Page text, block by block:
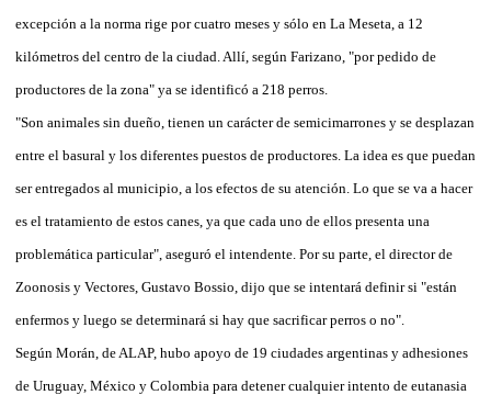
excepción a la norma rige por cuatro meses y sólo en La Meseta, a 12
kilómetros del centro de la ciudad. Allí, según Farizano, "por pedido de
productores de la zona" ya se identificó a 218 perros.
"Son animales sin dueño, tienen un carácter de semicimarrones y se desplazan
entre el basural y los diferentes puestos de productores. La idea es que puedan
ser entregados al municipio, a los efectos de su atención. Lo que se va a hacer
es el tratamiento de estos canes, ya que cada uno de ellos presenta una
problemática particular", aseguró el intendente. Por su parte, el director de
Zoonosis y Vectores, Gustavo Bossio, dijo que se intentará definir si "están
enfermos y luego se determinará si hay que sacrificar perros o no".
Según Morán, de ALAP, hubo apoyo de 19 ciudades argentinas y adhesiones
de Uruguay, México y Colombia para detener cualquier intento de eutanasia